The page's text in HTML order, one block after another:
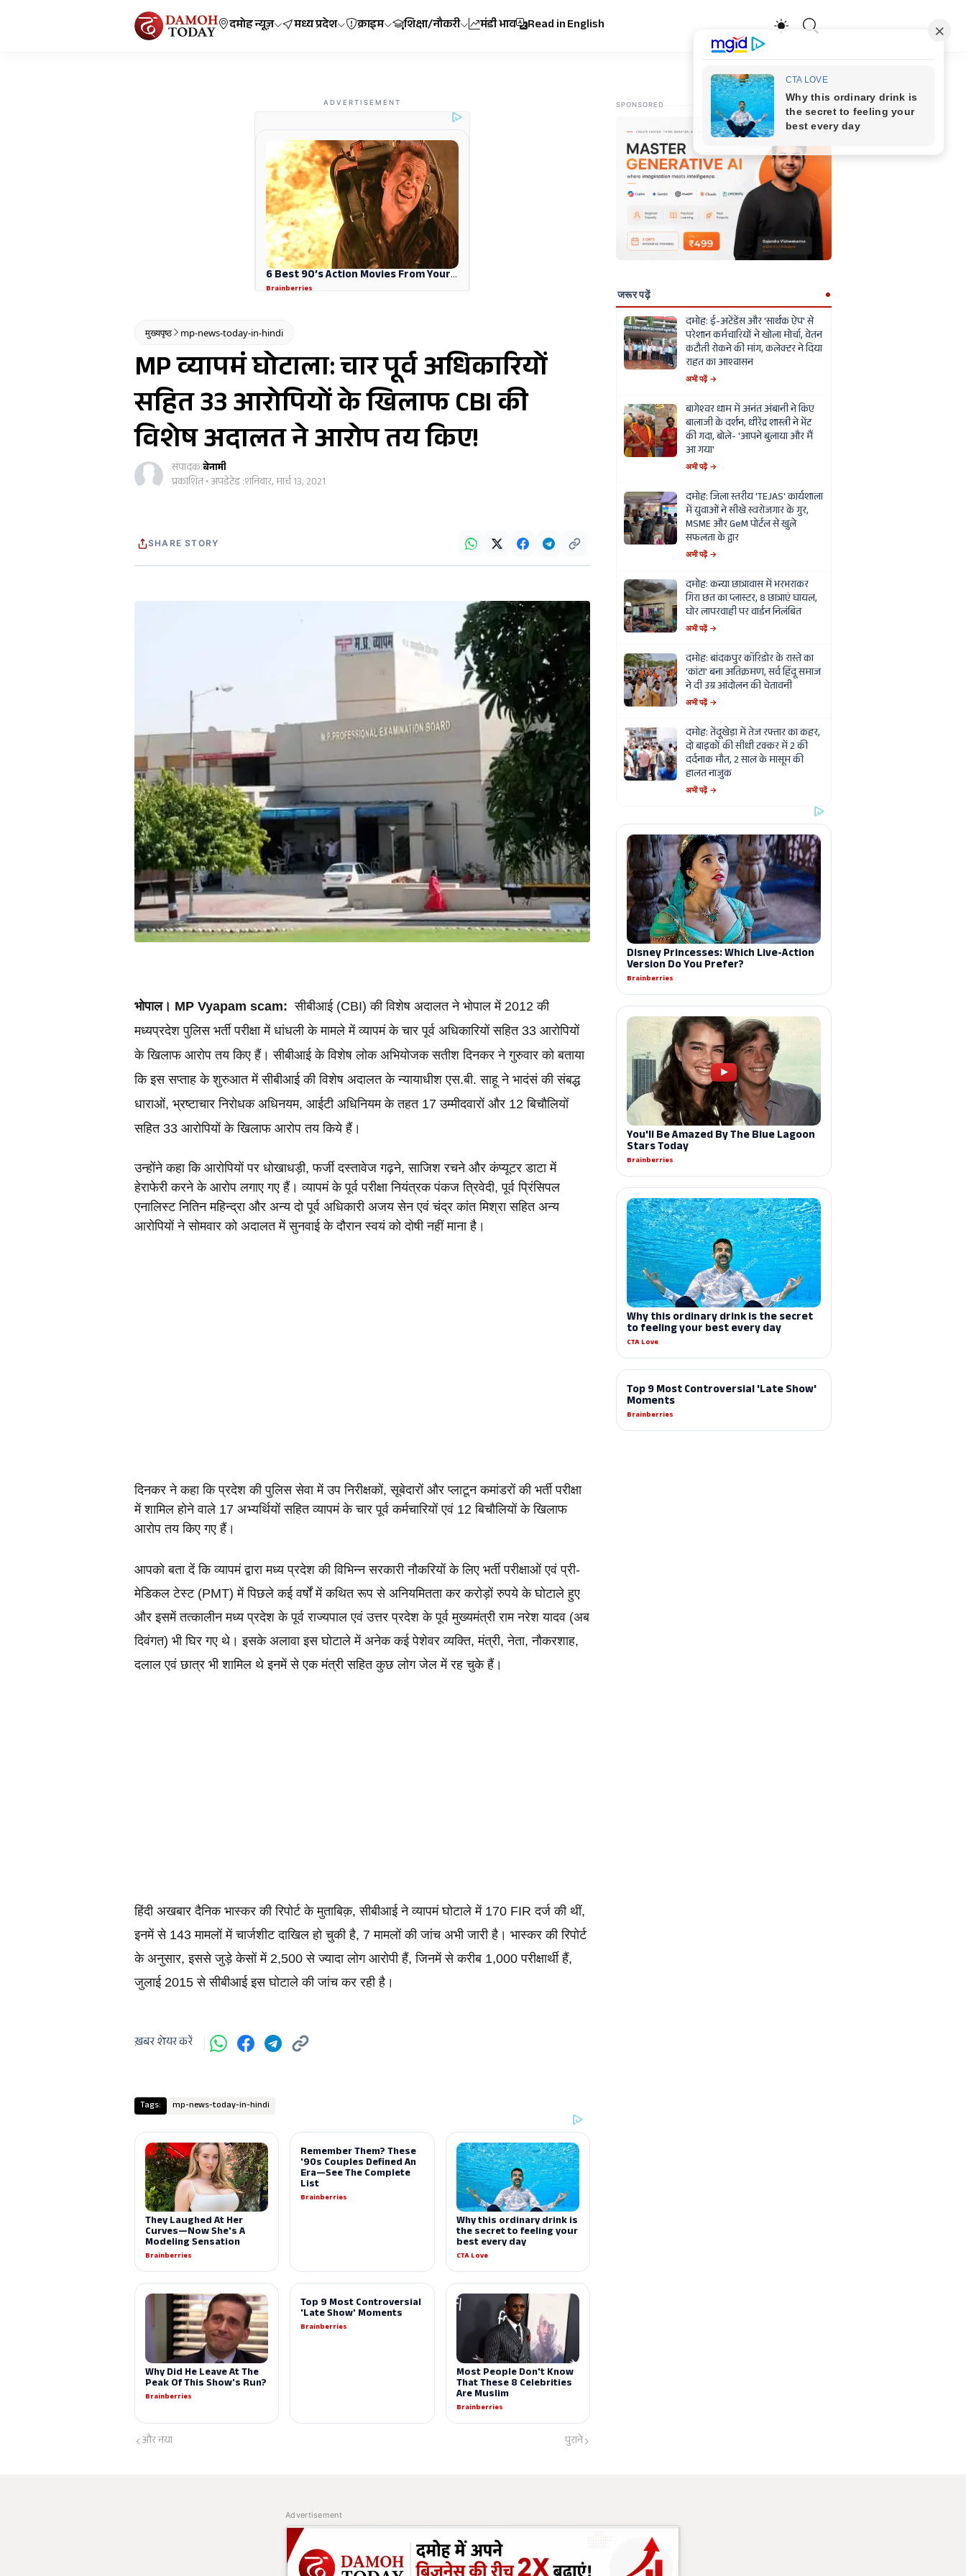
दमोह न्यूज़ मध्य प्रदेश क्राइम शिक्षा/नौकरी मंडी भाव Read in English
ADVERTISEMENT
मुख्यपृष्ठ mp-news-today-in-hindi
MP व्यापमं घोटाला: चार पूर्व अधिकारियों
सहित 33 आरोपियों के खिलाफ CBI की
विशेष अदालत ने आरोप तय किए!
संपादक:बेनामी
प्रकाशित • अपडेटेड :शनिवार, मार्च 13, 2021
SHARE STORY
भोपाल। MP Vyapam scam:
  सीबीआई (CBI) की विशेष अदालत ने भोपाल में 2012 की
मध्यप्रदेश पुलिस भर्ती परीक्षा में धांधली के मामले में व्यापमं के चार पूर्व अधिकारियों सहित 33 आरोपियों
के खिलाफ आरोप तय किए हैं। सीबीआई के विशेष लोक अभियोजक सतीश दिनकर ने गुरुवार को बताया
कि इस सप्ताह के शुरुआत में सीबीआई की विशेष अदालत के न्यायाधीश एस.बी. साहू ने भादंसं की संबद्ध
धाराओं, भ्रष्टाचार निरोधक अधिनयम, आईटी अधिनियम के तहत 17 उम्मीदवारों और 12 बिचौलियों
सहित 33 आरोपियों के खिलाफ आरोप तय किये हैं।
उन्होंने कहा कि आरोपियों पर धोखाधड़ी, फर्जी दस्तावेज गढ़ने, साजिश रचने और कंप्यूटर डाटा में
हेराफेरी करने के आरोप लगाए गए हैं। व्यापमं के पूर्व परीक्षा नियंत्रक पंकज त्रिवेदी, पूर्व प्रिंसिपल
एनालिस्ट नितिन महिन्द्रा और अन्य दो पूर्व अधिकारी अजय सेन एवं चंद्र कांत मिश्रा सहित अन्य
आरोपियों ने सोमवार को अदालत में सुनवाई के दौरान स्वयं को दोषी नहीं माना है।
दिनकर ने कहा कि प्रदेश की पुलिस सेवा में उप निरीक्षकों, सूबेदारों और प्लाटून कमांडरों की भर्ती परीक्षा
में शामिल होने वाले 17 अभ्यर्थियों सहित व्यापमं के चार पूर्व कर्मचारियों एवं 12 बिचौलियों के खिलाफ
आरोप तय किए गए हैं।
आपको बता दें कि व्यापमं द्वारा मध्य प्रदेश की विभिन्न सरकारी नौकरियों के लिए भर्ती परीक्षाओं एवं प्री-
मेडिकल टेस्ट (PMT) में पिछले कई वर्षों में कथित रूप से अनियमितता कर करोड़ों रुपये के घोटाले हुए
और इसमें तत्कालीन मध्य प्रदेश के पूर्व राज्यपाल एवं उत्तर प्रदेश के पूर्व मुख्यमंत्री राम नरेश यादव (अब
दिवंगत) भी घिर गए थे। इसके अलावा इस घोटाले में अनेक कई पेशेवर व्यक्ति, मंत्री, नेता, नौकरशाह,
दलाल एवं छात्र भी शामिल थे इनमें से एक मंत्री सहित कुछ लोग जेल में रह चुके हैं।
हिंदी अखबार दैनिक भास्कर की रिपोर्ट के मुताबिक़, सीबीआई ने व्यापमं घोटाले में 170 FIR दर्ज की थीं,
इनमें से 143 मामलों में चार्जशीट दाखिल हो चुकी है, 7 मामलों की जांच अभी जारी है। भास्कर की रिपोर्ट
के अनुसार, इससे जुड़े केसों में 2,500 से ज्यादा लोग आरोपी हैं, जिनमें से करीब 1,000 परीक्षार्थी हैं,
जुलाई 2015 से सीबीआई इस घोटाले की जांच कर रही है।
ख़बर शेयर करें
Tags: mp-news-today-in-hindi
और नया पुराने
SPONSORED
जरूर पढ़ें
दमोह: ई-अटेंडेंस और 'सार्थक ऐप' से
परेशान कर्मचारियों ने खोला मोर्चा, वेतन
कटौती रोकने की मांग, कलेक्टर ने दिया
राहत का आश्वासन
अभी पढ़ें →
बागेश्वर धाम में अनंत अंबानी ने किए
बालाजी के दर्शन, धीरेंद्र शास्त्री ने भेंट
की गदा, बोले- 'आपने बुलाया और मैं
आ गया'
अभी पढ़ें →
दमोह: जिला स्तरीय 'TEJAS' कार्यशाला
में युवाओं ने सीखे स्वरोजगार के गुर,
MSME और GeM पोर्टल से खुले
सफलता के द्वार
अभी पढ़ें →
दमोह: कन्या छात्रावास में भरभराकर
गिरा छत का प्लास्टर, 8 छात्राएं घायल,
घोर लापरवाही पर वार्डन निलंबित
अभी पढ़ें →
दमोह: बांदकपुर कॉरिडोर के रास्ते का
'कांटा' बना अतिक्रमण, सर्व हिंदू समाज
ने दी उग्र आंदोलन की चेतावनी
अभी पढ़ें →
दमोह: तेंदूखेड़ा में तेज रफ्तार का कहर,
दो बाइकों की सीधी टक्कर में 2 की
दर्दनाक मौत, 2 साल के मासूम की
हालत नाजुक
अभी पढ़ें →
Advertisement